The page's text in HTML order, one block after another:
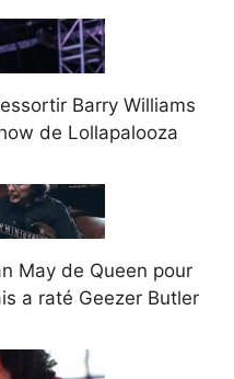
Barry Williams
de Lollapalooza
May de Queen pour
a raté Geezer Butler